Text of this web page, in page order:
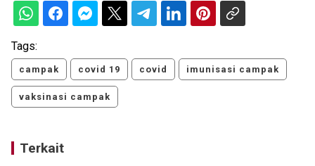
Tags:
campak covid 19 covid imunisasi campak
vaksinasi campak
Terkait